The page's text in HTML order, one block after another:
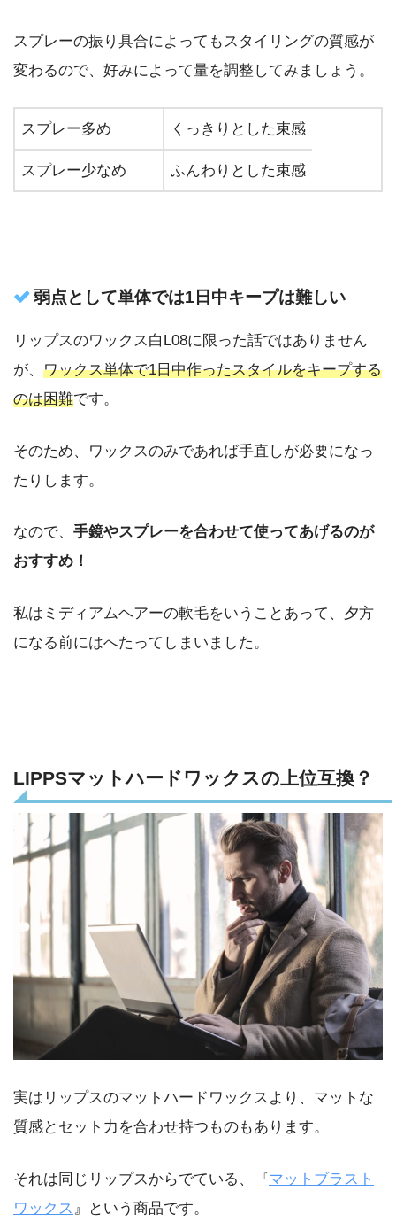
スプレーの振り具合によってもスタイリングの質感が
変わるので、好みによって量を調整してみましょう。
スプレー多め くっきりとした束感
スプレー少なめ ふんわりとした束感
弱点として単体では1日中キープは難しい
リップスのワックス白L08に限った話ではありません
が、 ワックス単体で1日中作ったスタイルをキープする
のは困難です。
そのため、ワックスのみであれば手直しが必要になっ
たりします。
なので、 手鏡やスプレーを合わせて使ってあげるのが
おすすめ！
私はミディアムヘアーの軟毛をいうことあって、夕方
になる前にはへたってしまいました。
LIPPSマットハードワックスの上位互換？
実はリップスのマットハードワックスより、マットな
質感とセット力を合わせ持つものもあります。
それは同じリップスからでている、『マットブラスト
ワックス 』という商品です。